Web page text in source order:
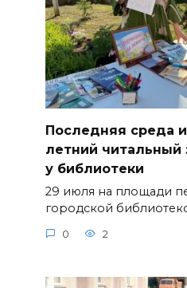
Последняя среда
летний
у библиотеки
29 июля на площади
городской
0 2